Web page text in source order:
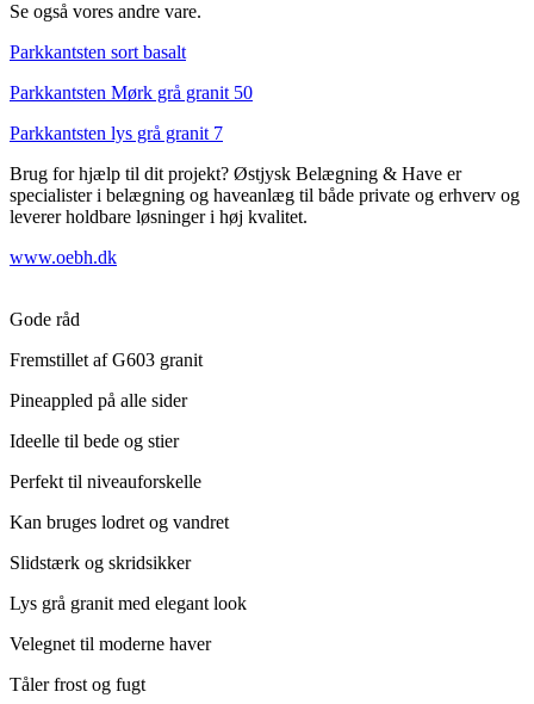
Se også vores andre vare.
Parkkantsten sort basalt
Parkkantsten Mørk grå granit 50
Parkkantsten lys grå granit 7
Brug for hjælp til dit projekt? Østjysk Belægning & Have er
specialister i belægning og haveanlæg til både private og erhverv og
leverer holdbare løsninger i høj kvalitet.
www.oebh.dk
Gode råd
Fremstillet af G603 granit
Pineappled på alle sider
Ideelle til bede og stier
Perfekt til niveauforskelle
Kan bruges lodret og vandret
Slidstærk og skridsikker
Lys grå granit med elegant look
Velegnet til moderne haver
Tåler frost og fugt